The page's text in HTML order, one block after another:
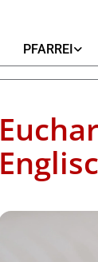
PFARREI